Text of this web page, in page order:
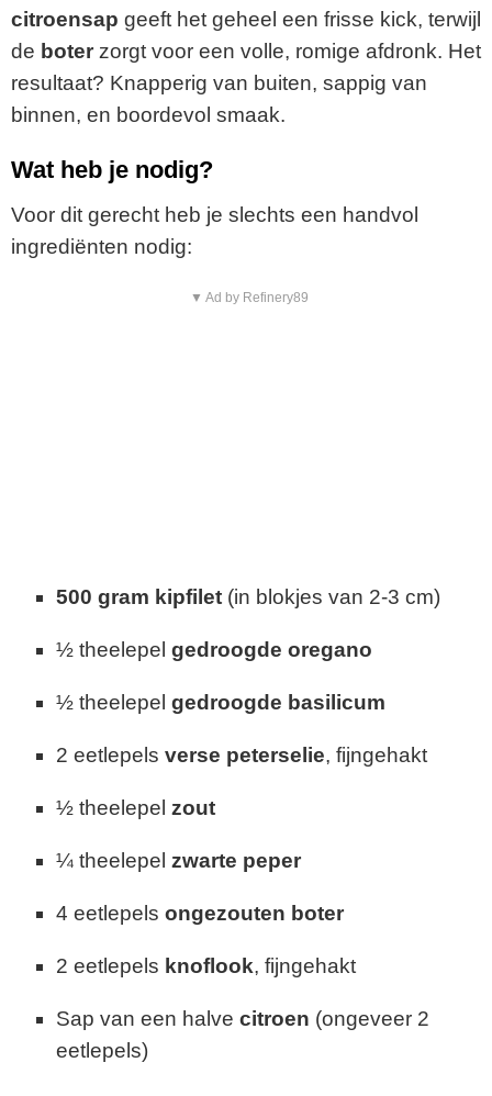
citroensap geeft het geheel een frisse kick, terwijl
de boter zorgt voor een volle, romige afdronk. Het
resultaat? Knapperig van buiten, sappig van
binnen, en boordevol smaak.
Wat heb je nodig?
Voor dit gerecht heb je slechts een handvol
ingrediënten nodig:
▼ Ad by Refinery89
500 gram kipfilet(in blokjes van 2-3 cm)
½ theelepel gedroogde oregano
½ theelepel gedroogde basilicum
2 eetlepels verse peterselie, fijngehakt
½ theelepel zout
¼ theelepel zwarte peper
4 eetlepels ongezouten boter
2 eetlepels knoflook, fijngehakt
Sap van een halve citroen (ongeveer 2
eetlepels)